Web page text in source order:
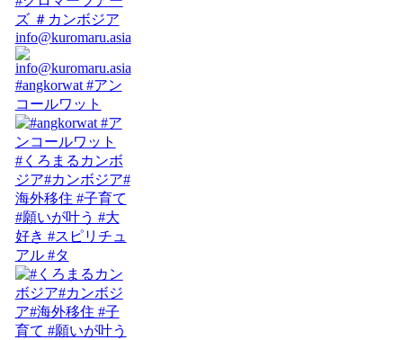
info@kuromaru.asia
#angkorwat #アン
コールワット
#くろまるカンボ
ジア#カンボジア#
海外移住 #子育て
#願いが叶う #大
好き #スピリチュ
アル #タ